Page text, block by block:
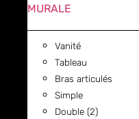
MURALE
Vanité
Tableau
Bras articulés
Simple
Double (2)